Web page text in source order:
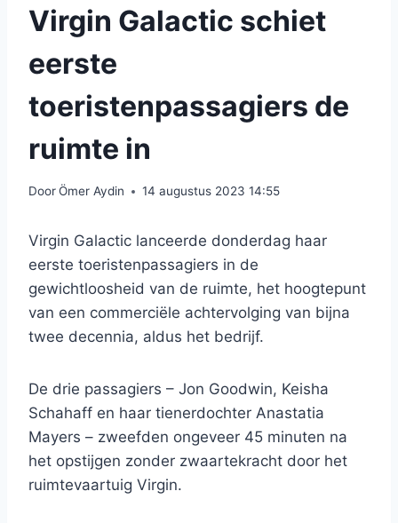
Virgin Galactic schiet
eerste
toeristenpassagiers de
ruimte in
DoorÖmer Aydin 14 augustus 2023 14:55
Virgin Galactic lanceerde donderdag haar
eerste toeristenpassagiers in de
gewichtloosheid van de ruimte, het hoogtepunt
van een commerciële achtervolging van bijna
twee decennia, aldus het bedrijf.
De drie passagiers – Jon Goodwin, Keisha
Schahaff en haar tienerdochter Anastatia
Mayers – zweefden ongeveer 45 minuten na
het opstijgen zonder zwaartekracht door het
ruimtevaartuig Virgin.